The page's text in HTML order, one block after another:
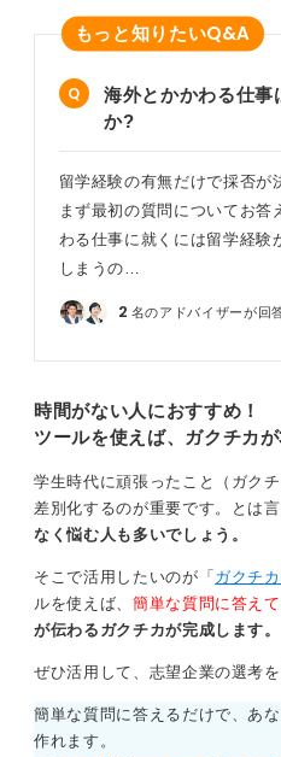
もっと知りたいQ&A
海外とかかわる仕事
か?
留学経験の有無だけで採否が
まず最初の質問についてお
わる仕事に就くには留学経験
しまうの…
2 名のアドバイザーが回
時間がない人におすすめ！
ツールを使えば、ガクチカ
学生時代に頑張ったこと（ガク
差別化するのが重要です。とは言
なく悩む人も多いでしょう。
そこで活用したいのが「 ガクチ
ルを使えば、 簡単な質問に答え
が伝わるガクチカが完成します。
ぜひ活用して、志望企業の選考を
簡単な質問に答えるだけで、あ
作れます。